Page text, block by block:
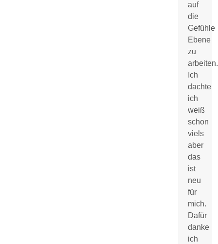
auf
die
Gefühle
Ebene
zu
arbeiten.
Ich
dachte
ich
weiß
schon
viels
aber
das
ist
neu
für
mich.
Dafür
danke
ich